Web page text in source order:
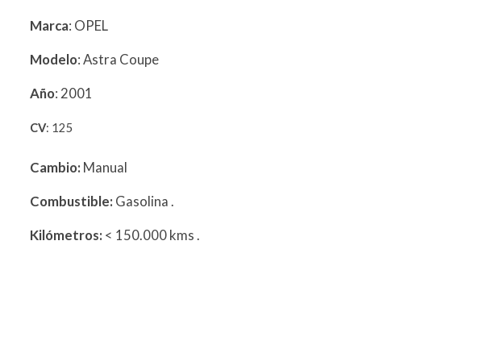
Marca: OPEL
Modelo: Astra Coupe
Año: 2001
CV: 125
Cambio: Manual
Combustible: Gasolina.
Kilómetros: < 150.000 kms.